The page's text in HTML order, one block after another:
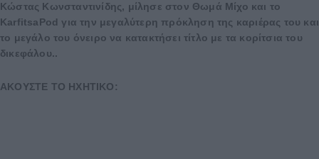
Kώστας Kωνσταντινίδης, μίλησε στον Θωμά Mίχο και το
KarfitsaPod για την μεγαλύτερη πρόκληση της καριέρας του και
το μεγάλο του όνειρο να κατακτήσει τίτλο με τα κορίτσια του
δικεφάλου..
AKOYΣTE TO HXHTIKO: